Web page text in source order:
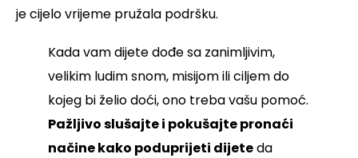
je cijelo vrijeme pružala podršku.
Kada vam dijete dođe sa zanimljivim,
velikim ludim snom, misijom ili ciljem do
kojeg bi želio doći, ono treba vašu pomoć.
Pažljivo slušajte i pokušajte pronaći
načine kako poduprijeti dijeteda